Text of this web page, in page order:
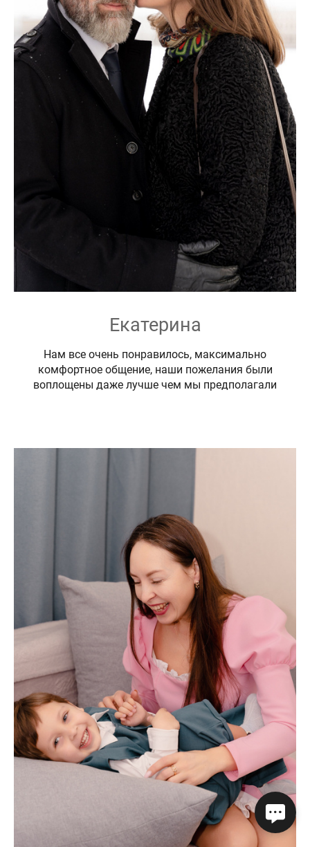
Екатерина
Нам все очень понравилось, максимально
комфортное общение, наши пожелания были
воплощены даже лучше чем мы предполагали